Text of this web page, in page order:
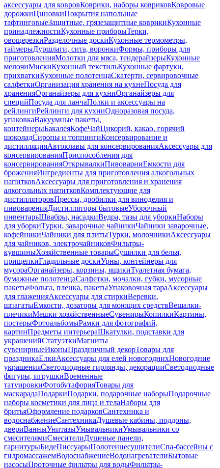
аксессуары для ковровКоврики, наборы ковриковКовровые
дорожкиЦиновкиПокрытия напольные
тафтинговыеЗащитные, грязезащитные коврикиКухонные
принадлежностиКухонные приборыТерки,
овощерезкиРазделочные доскиКухонные термометры,
таймерыДуршлаги, сита, воронкиФормы, приборы для
приготовленияМолотки для мяса, тендерайзерыКухонные
мелочиМискиКухонный текстильКухонные фартуки,
прихваткиКухонные полотенцаСкатерти, сервировочные
салфеткиОрганизация хранения на кухнеПосуда для
храненияОрганайзеры для кухниОрганайзеры для
специйПосуда для ланчаПолки и аксессуары на
рейлингиРейлинги для кухниОдноразовая посуда,
упаковкаВакуумные пакеты,
контейнерыБакалеяКофеЧайЦикорий, какао, горячий
шоколадСиропы и топпингиКонсервирование и
дистилляцияАвтоклавы для консервированияАксессуары для
консервированияПриспособления для
консервированияОткрывалкиПивоварниЕмкости для
броженияИнгредиенты для приготовления алкогольных
напитковАксессуары для приготовления и хранения
алкогольных напитковКомплектующие для
дистилляторовПрессы, дробилки для виноделия и
пивоваренияДистилляторы бытовыеУборочный
инвентарьШвабры, насадкиВедра, тазы для уборкиНаборы
для уборкиТурки, заварочные чайникиЧайники заварочные,
кофейникиЧайники для плитыТурки, молочникиАксессуары
для чайников, электрочайниковФильтры-
кувшиныХозяйственные товарыСушилки для белья,
прищепкиГладильные доскиУрны, контейнеры для
мусораОрганайзеры, корзины, ящикиТуалетная бумага,
бумажные полотенцаСалфетки, мочалки, губки, мусорные
пакетыФольга, пленка, пакетыУпаковочная тараАксессуары
для глаженияАксессуары для стиркиВеревки,
шпагатыЕмкости, дозаторы для моющих средствВешалки-
плечикиМешки хозяйственныеСувенирыКопилкиКартины,
постерыФотоальбомыРамки для фотографий,
картинПредметы интерьераШкатулки, подставки для
украшенийСтатуэткиМагниты
сувенирныеИконыПраздничный декорТовары для
праздникаЕлкиАксессуары для елей новогоднихНовогодние
украшенияСветодиодные гирлянды, декорацииСветодиодные
фигуры, игрушкиВременные
татуировкиФотобутафорияТовары для
маскарадаПодаркиПодарки, подарочные наборыПодарочные
наборы косметики для лица и телаНаборы для
бритьяОформление подарковСантехника и
водоснабжениеСантехникаДушевые кабины, поддоны,
двериВанныУнитазыУмывальникиУмывальники со
смесителямиСмесителиДушевые панели,
гарнитурыБидеПиссуарыПолотенцесушителиСпа-бассейны с
гидромассажемВодоснабжениеВодонагревателиБытовые
насосыПроточные фильтры для водыФильтры-